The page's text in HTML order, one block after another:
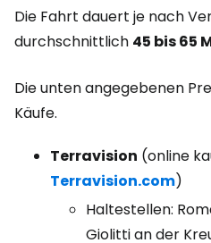
Die Fahrt dauert je nach
durchschnittlich 45 bis 65
Die unten angegebenen
Käufe.
Terravision (online
Terravision.com)
Haltestellen:
Giolitti an der